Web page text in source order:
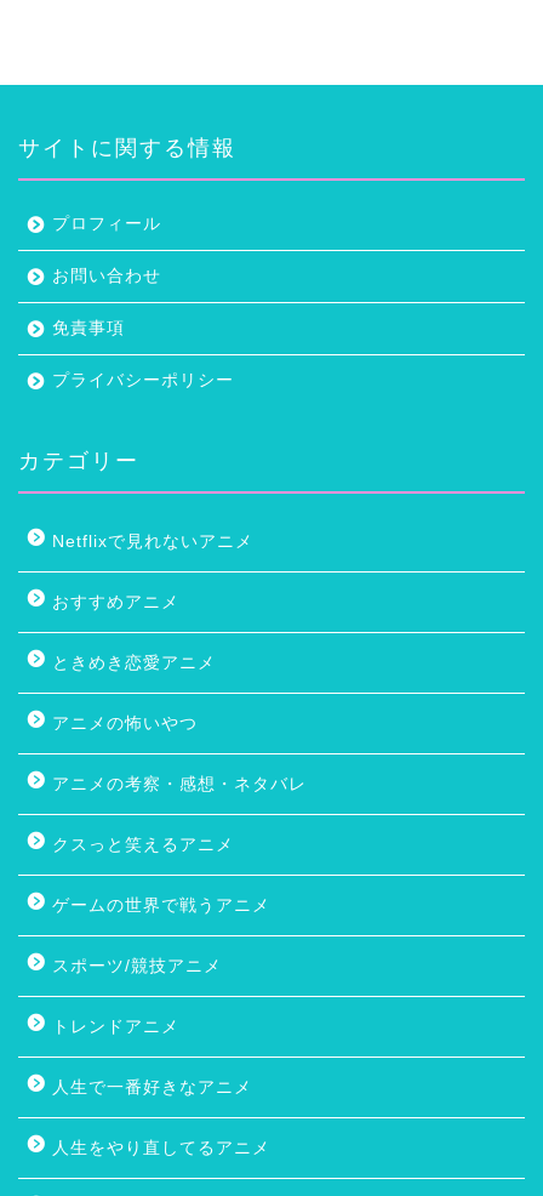
サイトに関する情報
プロフィール
お問い合わせ
免責事項
プライバシーポリシー
カテゴリー
Netflixで見れないアニメ
おすすめアニメ
ときめき恋愛アニメ
アニメの怖いやつ
アニメの考察・感想・ネタバレ
クスっと笑えるアニメ
ゲームの世界で戦うアニメ
スポーツ/競技アニメ
トレンドアニメ
人生で一番好きなアニメ
人生をやり直してるアニメ